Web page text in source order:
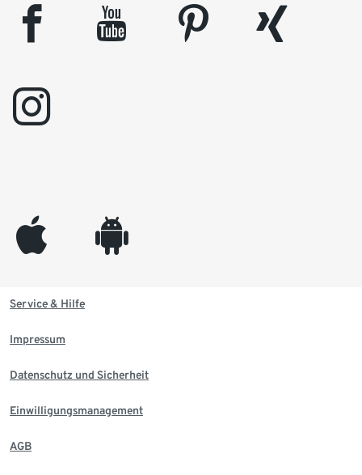
facebook youtube pinterest
xing
instagram
appleinc android
Service & Hilfe
Impressum
Datenschutz und Sicherheit
Einwilligungsmanagement
AGB